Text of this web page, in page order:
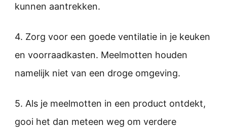
kunnen aantrekken.
4. Zorg voor een goede ventilatie in je keuken
en voorraadkasten. Meelmotten houden
namelijk niet van een droge omgeving.
5. Als je meelmotten in een product ontdekt,
gooi het dan meteen weg om verdere